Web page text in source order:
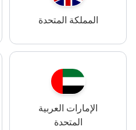
المملكة المتحدة
الإمارات العربية
المتحدة